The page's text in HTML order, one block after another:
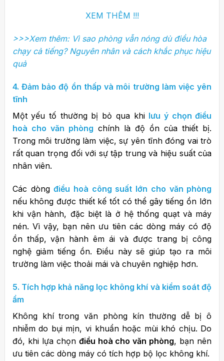
XEM THÊM !!!
>>>Xem thêm: Vì sao phòng vẫn nóng dù điều hòa
chạy cả tiếng? Nguyên nhân và cách khắc phục hiệu
quả
4. Đảm bảo độ ồn thấp và môi trường làm việc yên
tĩnh
Một yếu tố thường bị bỏ qua khi lưu ý chọn điều
hoà cho văn phòng chính là độ ồn của thiết bị.
Trong môi trường làm việc, sự yên tĩnh đóng vai trò
rất quan trọng đối với sự tập trung và hiệu suất của
nhân viên.
Các dòngđiều hoà công suất lớn cho văn phòng
nếu không được thiết kế tốt có thể gây tiếng ồn lớn
khi vận hành, đặc biệt là ở hệ thống quạt và máy
nén. Vì vậy, bạn nên ưu tiên các dòng máy có độ
ồn thấp, vận hành êm ái và được trang bị công
nghệ giảm tiếng ồn. Điều này sẽ giúp tạo ra môi
trường làm việc thoải mái và chuyên nghiệp hơn.
5. Tích hợp khả năng lọc không khí và kiểm soát độ
ẩm
Không khí trong văn phòng kín thường dễ bị ô
nhiễm do bụi mịn, vi khuẩn hoặc mùi khó chịu. Do
đó, khi lựa chọn điều hoà cho văn phòng, bạn nên
ưu tiên các dòng máy có tích hợp bộ lọc không khí.